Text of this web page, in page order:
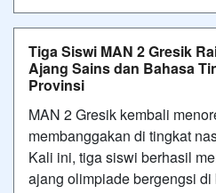
Tiga Siswi MAN 2 Gresik
Ajang Sains dan Bahasa
Provinsi
MAN 2 Gresik kembali
membanggakan di tingkat
Kali ini, tiga siswi berhasil
ajang olimpiade bergengsi di